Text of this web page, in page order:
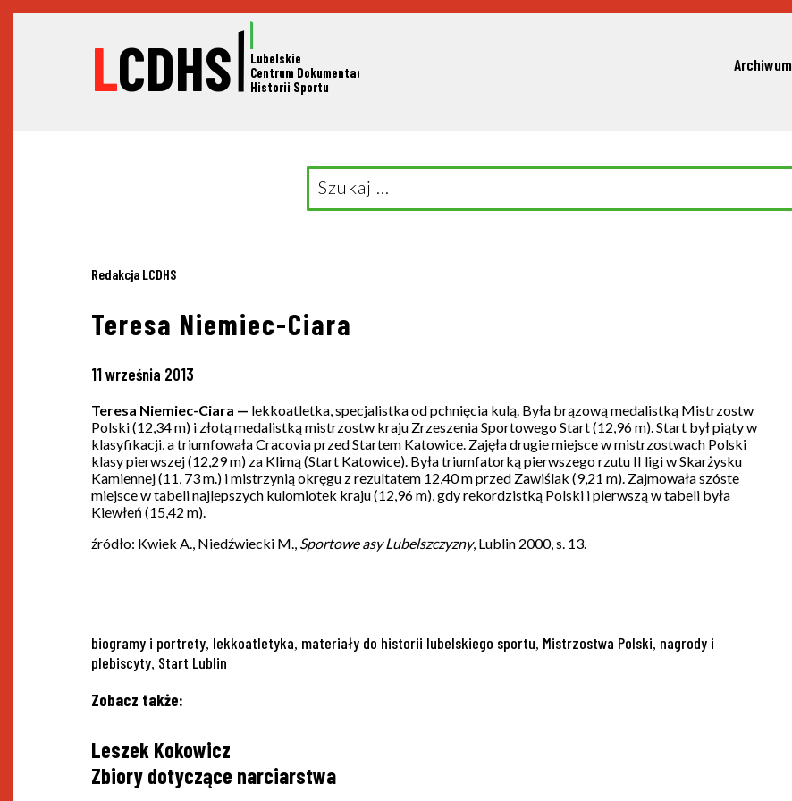
LCDHS
Lubelskie
Centrum Dokumentacji
Historii Sportu
Archiwum
Search
for:
Redakcja LCDHS
Teresa Niemiec-Ciara
11 września 2013
Teresa Niemiec-Ciara — lekkoatletka, specjalistka od pchnięcia kulą. Była brązową medalistką Mistrzostw
Polski (12,34 m) i złotą medalistką mistrzostw kraju Zrzeszenia Sportowego Start (12,96 m). Start był piąty w
klasyfikacji, a triumfowała Cracovia przed Startem Katowice. Zajęła drugie miejsce w mistrzostwach Polski
klasy pierwszej (12,29 m) za Klimą (Start Katowice). Była triumfatorką pierwszego rzutu II ligi w Skarżysku
Kamiennej (11, 73 m.) i mistrzynią okręgu z rezultatem 12,40 m przed Zawiślak (9,21 m). Zajmowała szóste
miejsce w tabeli najlepszych kulomiotek kraju (12,96 m), gdy rekordzistką Polski i pierwszą w tabeli była
Kiewłeń (15,42 m).
źródło: Kwiek A., Niedźwiecki M., Sportowe asy Lubelszczyzny, Lublin 2000, s. 13.
Tags
biogramy i portrety, lekkoatletyka, materiały do historii lubelskiego sportu, Mistrzostwa Polski, nagrody i
plebiscyty, Start Lublin
Zobacz także:
Nawigacja
wpisu
Leszek Kokowicz
Zbiory dotyczące narciarstwa